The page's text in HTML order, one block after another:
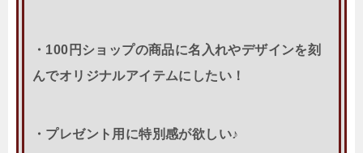
・100円ショップの商品に名入れやデザインを刻
んでオリジナルアイテムにしたい！
・プレゼント用に特別感が欲しい♪